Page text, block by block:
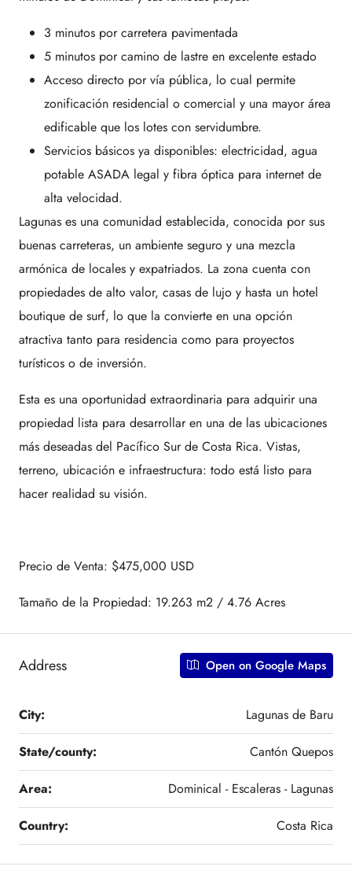
3 minutos por carretera pavimentada
5 minutos por camino de lastre en excelente estado
Acceso directo por vía pública, lo cual permite
zonificación residencial o comercial y una mayor área
edificable que los lotes con servidumbre.
Servicios básicos ya disponibles: electricidad, agua
potable ASADA legal y fibra óptica para internet de
alta velocidad.
Lagunas es una comunidad establecida, conocida por sus
buenas carreteras, un ambiente seguro y una mezcla
armónica de locales y expatriados. La zona cuenta con
propiedades de alto valor, casas de lujo y hasta un hotel
boutique de surf, lo que la convierte en una opción
atractiva tanto para residencia como para proyectos
turísticos o de inversión.
Esta es una oportunidad extraordinaria para adquirir una
propiedad lista para desarrollar en una de las ubicaciones
más deseadas del Pacífico Sur de Costa Rica. Vistas,
terreno, ubicación e infraestructura: todo está listo para
hacer realidad su visión.
Precio de Venta: $475,000 USD
Tamaño de la Propiedad: 19.263 m2 / 4.76 Acres
Address Open on Google Maps
City: Lagunas de Baru
State/county: Cantón Quepos
Area: Dominical - Escaleras - Lagunas
Country: Costa Rica